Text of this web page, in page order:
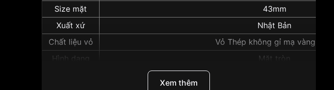
Size mặt
43mm
Xuất xứ
Nhật Bản
Chất liệu vỏ
Vỏ Thép không gỉ mạ vàng PVD
Hình dạng
Mặt tròn
Xem thêm